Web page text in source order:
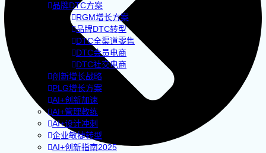
品牌DTC方案
RGM增长方案
品牌DTC转型
DTC全渠道零售
DTC会员电商
DTC社交电商
创新增长战略
PLG增长方案
AI+创新加速
AI+管理教练
AI+设计冲刺
企业敏捷转型
AI+创新指南2025